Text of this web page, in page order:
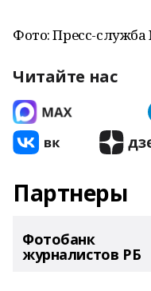
Фото: Пресс-
Читайте нас
Партнеры
Фотобанк
журналистов РБ